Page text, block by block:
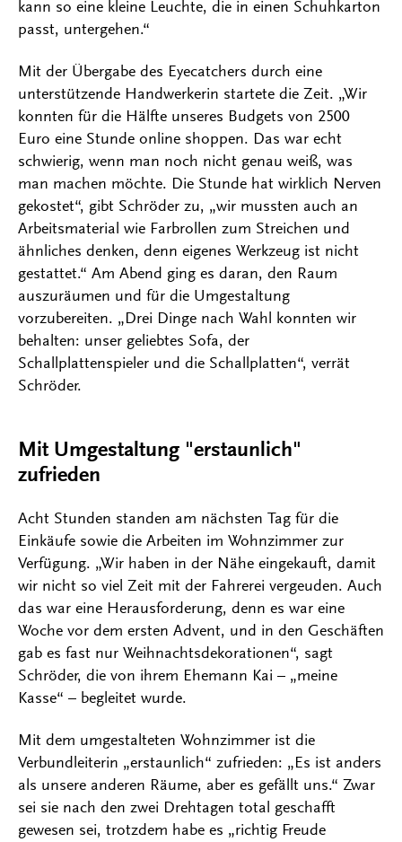
kann so eine kleine Leuchte, die in einen Schuhkarton
passt, untergehen.“
Mit der Übergabe des Eyecatchers durch eine
unterstützende Handwerkerin startete die Zeit. „Wir
konnten für die Hälfte unseres Budgets von 2500
Euro eine Stunde online shoppen. Das war echt
schwierig, wenn man noch nicht genau weiß, was
man machen möchte. Die Stunde hat wirklich Nerven
gekostet“, gibt Schröder zu, „wir mussten auch an
Arbeitsmaterial wie Farbrollen zum Streichen und
ähnliches denken, denn eigenes Werkzeug ist nicht
gestattet.“ Am Abend ging es daran, den Raum
auszuräumen und für die Umgestaltung
vorzubereiten. „Drei Dinge nach Wahl konnten wir
behalten: unser geliebtes Sofa, der
Schallplattenspieler und die Schallplatten“, verrät
Schröder.
Mit Umgestaltung "erstaunlich"
zufrieden
Acht Stunden standen am nächsten Tag für die
Einkäufe sowie die Arbeiten im Wohnzimmer zur
Verfügung. „Wir haben in der Nähe eingekauft, damit
wir nicht so viel Zeit mit der Fahrerei vergeuden. Auch
das war eine Herausforderung, denn es war eine
Woche vor dem ersten Advent, und in den Geschäften
gab es fast nur Weihnachtsdekorationen“, sagt
Schröder, die von ihrem Ehemann Kai – „meine
Kasse“ – begleitet wurde.
Mit dem umgestalteten Wohnzimmer ist die
Verbundleiterin „erstaunlich“ zufrieden: „Es ist anders
als unsere anderen Räume, aber es gefällt uns.“ Zwar
sei sie nach den zwei Drehtagen total geschafft
gewesen sei, trotzdem habe es „richtig Freude